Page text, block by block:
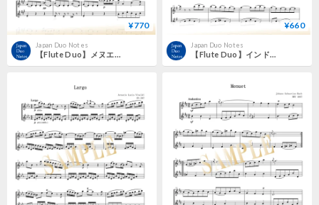
¥770
Japan Duo Notes
【Flute Duo】メヌエット ト長調 G.275／ルイジ・ボッケリーニ
¥660
Japan Duo Notes
【Flute Duo】インドの歌（オペラ《サトコ》より）／ニコライ・リムスキー＝コルサコフ